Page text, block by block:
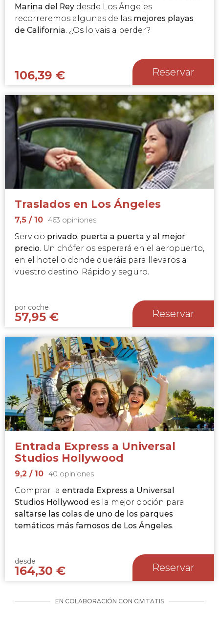
Marina del Rey desde Los Ángeles
recorreremos algunas de las mejores playas
de California. ¿Os lo vais a perder?
106,39 € Reservar
Traslados en Los Ángeles
7,5 / 10 463 opiniones
Servicio privado, puerta a puerta y al mejor
precio. Un chófer os esperará en el aeropuerto,
en el hotel o donde queráis para llevaros a
vuestro destino. Rápido y seguro.
por coche
57,95 € Reservar
Entrada Express a Universal
Studios Hollywood
9,2 / 10 40 opiniones
Comprar la entrada Express a Universal
Studios Hollywood es la mejor opción para
saltarse las colas de uno de los parques
temáticos más famosos de Los Ángeles.
desde
164,30 € Reservar
EN COLABORACIÓN CON CIVITATIS